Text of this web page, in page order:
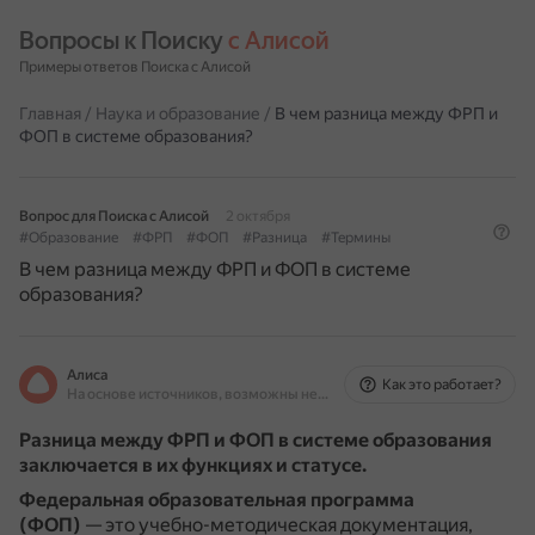
Вопросы к Поиску с Алисой
Примеры ответов Поиска с Алисой
Главная / Наука и образование / В чем разница между ФРП и
ФОП в системе образования?
Вопрос для Поиска с Алисой
2 октября
#Образование
#ФРП #ФОП #Разница #Термины
В чем разница между ФРП и ФОП в системе
образования?
Алиса
На основе источников, возможны неточности
Как это работает?
Разница между ФРП и ФОП в системе образования
заключается в их функциях и статусе.
Федеральная образовательная программа
(ФОП) — это учебно-методическая документация,